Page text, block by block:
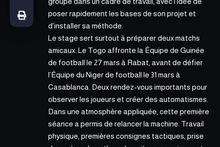
poser rapidement les bases de son projet et
d’installer sa méthode.
Le stage sert surtout à préparer deux matchs
amicaux. Le Togo affronte la Équipe de Guinée
de football le 27 mars à Rabat, avant de défier
l’Équipe du Niger de football le 31 mars à
Casablanca. Deux rendez-vous importants pour
observer les joueurs et créer des automatismes.
Dans une atmosphère appliquée, cette première
séance a permis de relancer la machine. Travail
physique, premières consignes tactiques, prise